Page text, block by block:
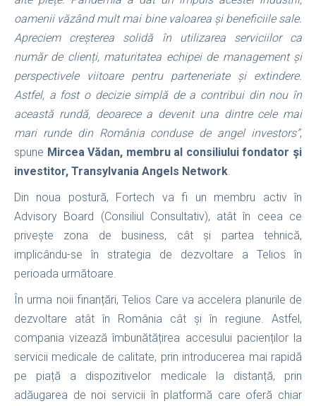
oamenii văzând mult mai bine valoarea și beneficiile sale.
Apreciem creșterea solidă în utilizarea serviciilor ca
număr de clienți, maturitatea echipei de management și
perspectivele viitoare pentru parteneriate și extindere.
Astfel, a fost o decizie simplă de a contribui din nou în
această rundă, deoarece a devenit una dintre cele mai
mari runde din România conduse de angel investors”,
spune Mircea Vădan, membru al consiliului fondator și
investitor, Transylvania Angels Network
Din noua postură, Fortech va fi un membru activ în
Advisory Board (Consiliul Consultativ), atât în ceea ce
privește zona de business, cât și partea tehnică,
implicându-se în strategia de dezvoltare a Telios în
perioada următoare.
În urma noii finanțări, Telios Care va accelera planurile de
dezvoltare atât în România cât și în regiune. Astfel,
compania vizează îmbunătățirea accesului pacienților la
servicii medicale de calitate, prin introducerea mai rapidă
pe piață a dispozitivelor medicale la distanță, prin
adăugarea de noi servicii în platformă care oferă chiar